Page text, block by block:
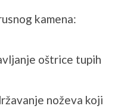
kamena:
oštrice tupih
noževa koji